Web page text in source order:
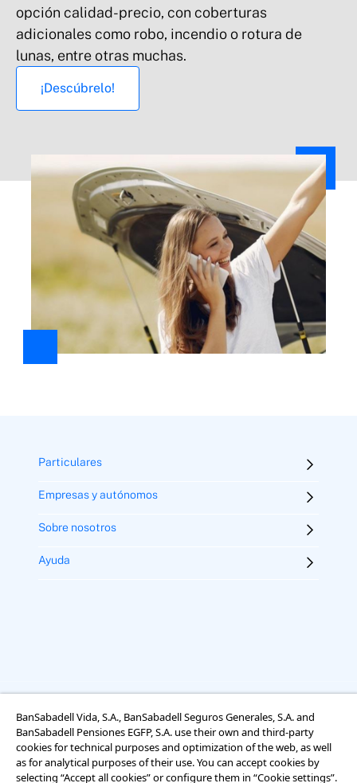
opción calidad-precio, con coberturas
adicionales como robo, incendio o rotura de
lunas, entre otras muchas.
¡Descúbrelo!
Particulares
Empresas y autónomos
Sobre nosotros
Ayuda
Aviso legal Términos y condiciones
Uso de cookies
Accesibilidad
Información sobre el tratamiento de datos personales
BanSabadell Vida, S.A., BanSabadell Seguros Generales, S.A. and
BanSabadell Pensiones EGFP, S.A. use their own and third-party
cookies for technical purposes and optimization of the web, as well
as for analytical purposes of their use. You can accept cookies by
selecting “Accept all cookies” or configure them in “Cookie settings”.